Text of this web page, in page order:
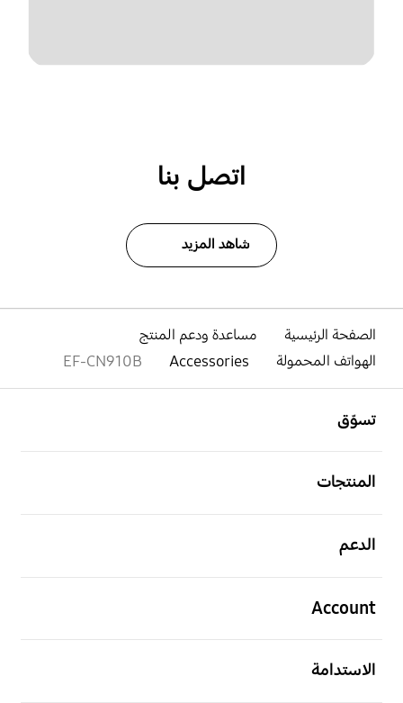
اتصل بنا
شاهد المزيد
الصفحة الرئيسية
مساعدة ودعم المنتج
الهواتف المحمولة
Accessories
EF-CN910B
تسوّق
المنتجات
الدعم
Account
الاستدامة